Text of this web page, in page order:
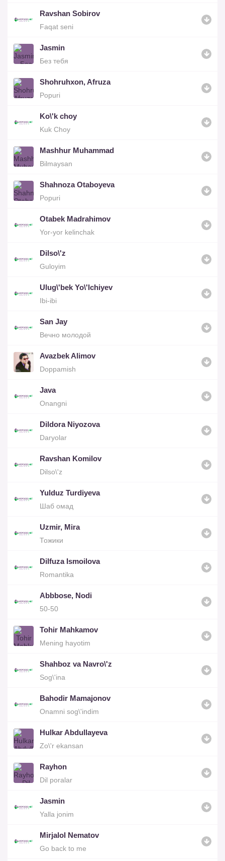
Ravshan Sobirov
Faqat seni
Jasmin
Без тебя
Shohruhxon, Afruza
Popuri
Ko\'k choy
Kuk Choy
Mashhur Muhammad
Bilmaysan
Shahnoza Otaboyeva
Popuri
Otabek Madrahimov
Yor-yor kelinchak
Dilso\'z
Guloyim
Ulug\'bek Yo\'lchiyev
Ibi-ibi
San Jay
Вечно молодой
Avazbek Alimov
Doppamish
Java
Onangni
Dildora Niyozova
Daryolar
Ravshan Komilov
Dilso\'z
Yulduz Turdiyeva
Шаб омад
Uzmir, Mira
Тожики
Dilfuza Ismoilova
Romantika
Abbbose, Nodi
50-50
Tohir Mahkamov
Mening hayotim
Shahboz va Navro\'z
Sog\'ina
Bahodir Mamajonov
Onamni sog\'indim
Hulkar Abdullayeva
Zo\'r ekansan
Rayhon
Dil poralar
Jasmin
Yalla jonim
Mirjalol Nematov
Go back to me